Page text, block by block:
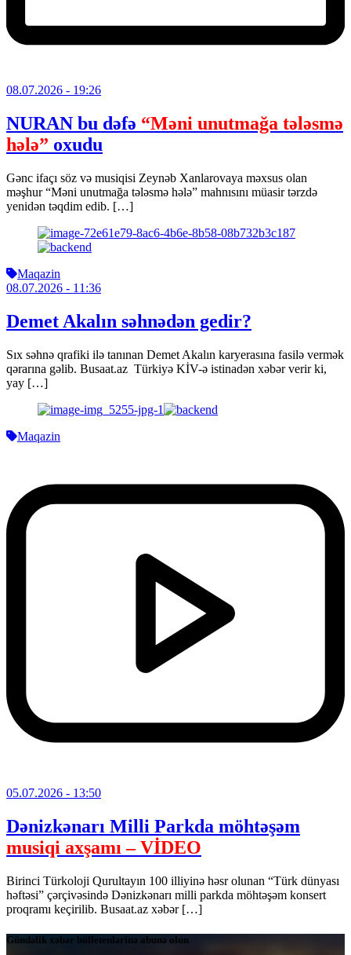
08.07.2026 - 19:26
NURAN bu dəfə “Məni unutmağa tələsmə
hələ” oxudu
Gənc ifaçı söz və musiqisi Zeynəb Xanlarovaya məxsus olan
məşhur “Məni unutmağa tələsmə hələ” mahnısını müasir tərzdə
yenidən təqdim edib. […]
Maqazin
08.07.2026 - 11:36
Demet Akalın səhnədən gedir?
Sıx səhnə qrafiki ilə tanınan Demet Akalın karyerasına fasilə vermək
qərarına gəlib. Busaat.az Türkiyə KİV-ə istinadən xəbər verir ki,
yay […]
Maqazin
05.07.2026 - 13:50
Dənizkənarı Milli Parkda möhtəşəm
musiqi axşamı – VİDEO
Birinci Türkoloji Qurultayın 100 illiyinə həsr olunan “Türk dünyası
həftəsi” çərçivəsində Dənizkənarı milli parkda möhtəşəm konsert
proqramı keçirilib. Busaat.az xəbər […]
Gündəlik xəbər bülletenlərinə abunə olun